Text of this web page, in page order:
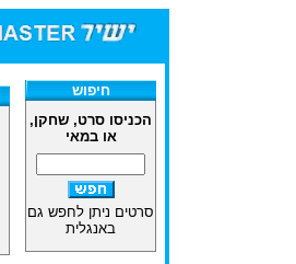
חיפוש
הכניסו סרט, שחקן,
או במאי
סרטים ניתן לחפש גם
באנגלית